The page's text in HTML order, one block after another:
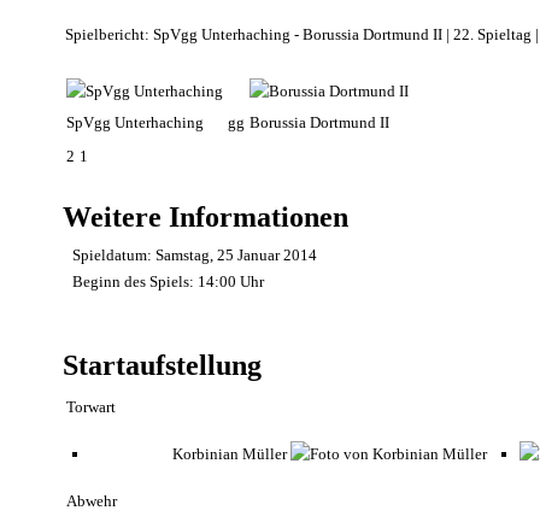
Spielbericht: SpVgg Unterhaching - Borussia Dortmund II | 22. Spieltag
SpVgg Unterhaching gg Borussia Dortmund II
2 1
Weitere Informationen
Spieldatum: Samstag, 25 Januar 2014
Beginn des Spiels: 14:00 Uhr
Startaufstellung
Torwart
Korbinian Müller
Abwehr